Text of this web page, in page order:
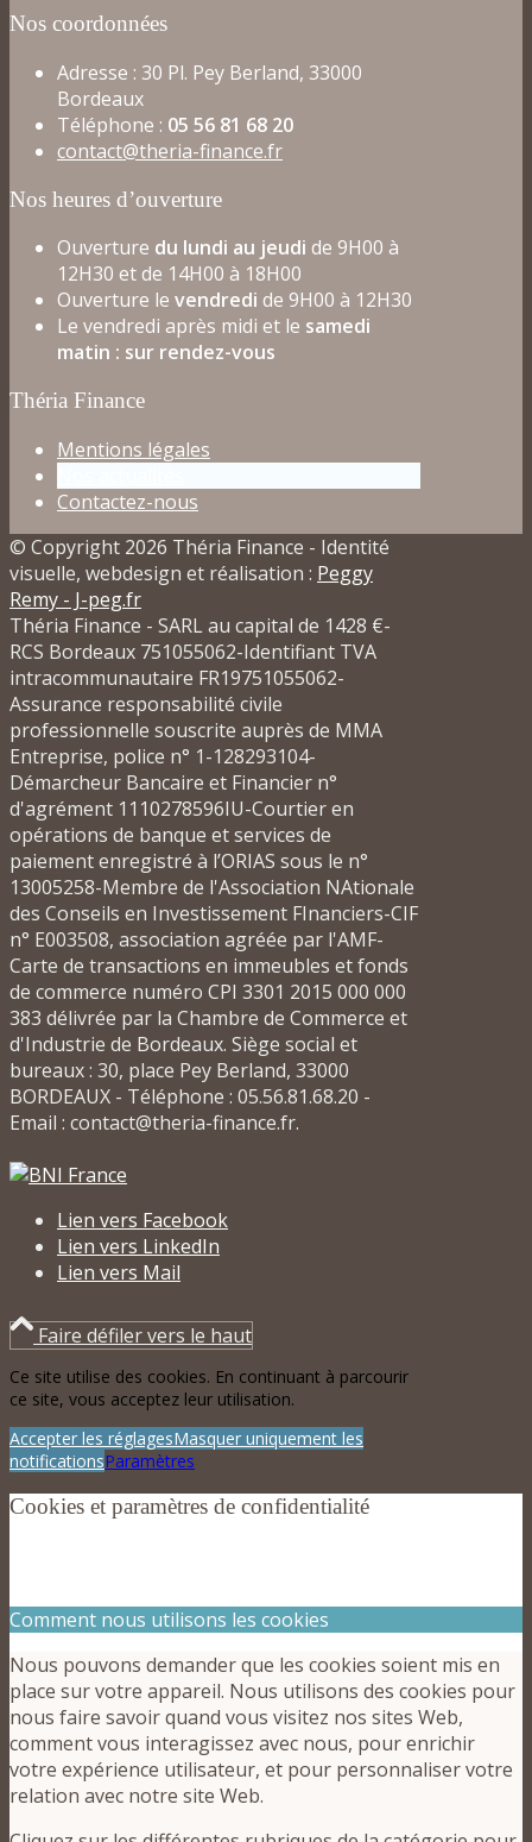
Nos coordonnées
Adresse : 30 Pl. Pey Berland, 33000
Bordeaux
Téléphone : 05 56 81 68 20
contact@theria-finance.fr
Nos heures d’ouverture
Ouverture du lundi au jeudi de 9H00 à
12H30 et de 14H00 à 18H00
Ouverture le vendredi de 9H00 à 12H30
Le vendredi après midi et le samedi
matin : sur rendez-vous
Théria Finance
Mentions légales
Contactez-nous
© Copyright 2026 Théria Finance - Identité
visuelle, webdesign et réalisation : Peggy
Remy - J-peg.fr
Théria Finance - SARL au capital de 1428 €-
RCS Bordeaux 751055062-Identifiant TVA
intracommunautaire FR19751055062-
Assurance responsabilité civile
professionnelle souscrite auprès de MMA
Entreprise, police n° 1-128293104-
Démarcheur Bancaire et Financier n°
d'agrément 1110278596IU-Courtier en
opérations de banque et services de
paiement enregistré à l’ORIAS sous le n°
13005258-Membre de l'Association NAtionale
des Conseils en Investissement FInanciers-CIF
n° E003508, association agréée par l'AMF-
Carte de transactions en immeubles et fonds
de commerce numéro CPI 3301 2015 000 000
383 délivrée par la Chambre de Commerce et
d'Industrie de Bordeaux. Siège social et
bureaux : 30, place Pey Berland, 33000
BORDEAUX - Téléphone : 05.56.81.68.20 -
Email : contact@theria-finance.fr.
Lien vers Facebook
Lien vers LinkedIn
Lien vers Mail
Faire défiler vers le haut
Ce site utilise des cookies. En continuant à parcourir
ce site, vous acceptez leur utilisation.
Accepter les réglagesMasquer uniquement les
notificationsParamètres
Cookies et paramètres de confidentialité
Comment nous utilisons les cookies
Nous pouvons demander que les cookies soient mis en
place sur votre appareil. Nous utilisons des cookies pour
nous faire savoir quand vous visitez nos sites Web,
comment vous interagissez avec nous, pour enrichir
votre expérience utilisateur, et pour personnaliser votre
relation avec notre site Web.